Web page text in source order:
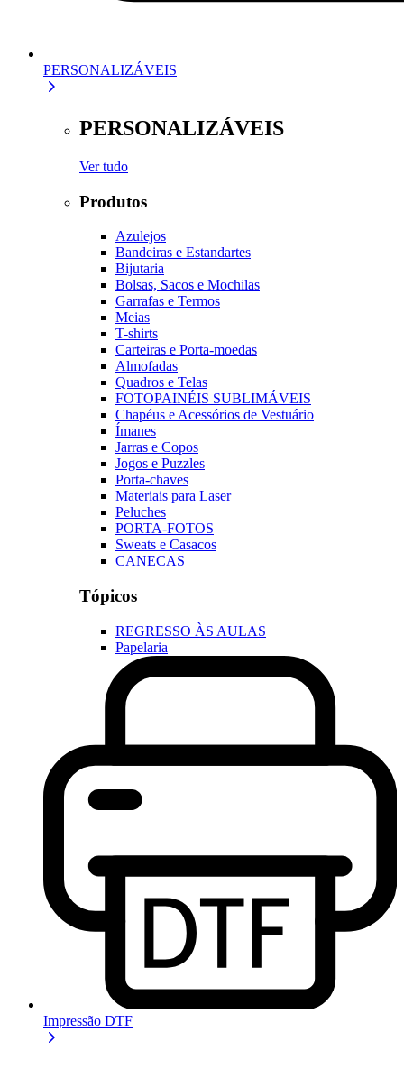
PERSONALIZÁVEIS
PERSONALIZÁVEIS
Ver tudo
Produtos
Azulejos
Bandeiras e Estandartes
Bijutaria
Bolsas, Sacos e Mochilas
Garrafas e Termos
Meias
T-shirts
Carteiras e Porta-moedas
Almofadas
Quadros e Telas
FOTOPAINÉIS SUBLIMÁVEIS
Chapéus e Acessórios de Vestuário
Ímanes
Jarras e Copos
Jogos e Puzzles
Porta-chaves
Materiais para Laser
Peluches
PORTA-FOTOS
Sweats e Casacos
CANECAS
Tópicos
REGRESSO ÀS AULAS
Papelaria
Impressão DTF